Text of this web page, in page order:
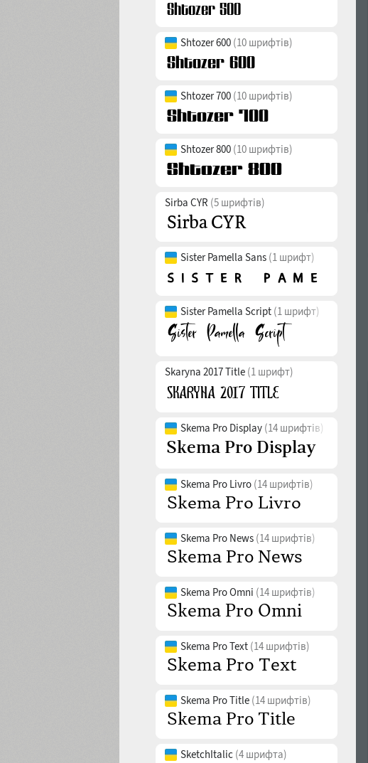
Shtozer 600 (10 шрифтів)
Shtozer 700 (10 шрифтів)
Shtozer 800 (10 шрифтів)
Sirba CYR (5 шрифтів)
Sister Pamella Sans (1 шрифт)
Sister Pamella Script (1 шрифт)
Skaryna 2017 Title (1 шрифт)
Skema Pro Display (14 шрифтів)
Skema Pro Livro (14 шрифтів)
Skema Pro News (14 шрифтів)
Skema Pro Omni (14 шрифтів)
Skema Pro Text (14 шрифтів)
Skema Pro Title (14 шрифтів)
SketchItalic (4 шрифта)